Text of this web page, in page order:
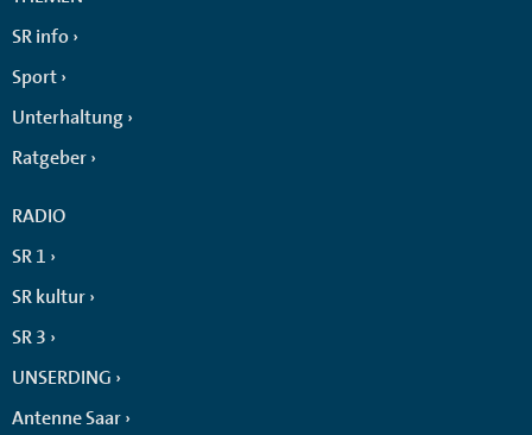
SR info
Sport
Unterhaltung
Ratgeber
RADIO
SR 1
SR kultur
SR 3
UNSERDING
Antenne Saar